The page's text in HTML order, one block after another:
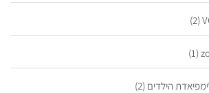
(2)
(1)
הילדים (2)